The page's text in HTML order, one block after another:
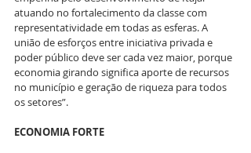
atuando no fortalecimento da classe com
representatividade em todas as esferas. A
união de esforços entre iniciativa privada e
poder público deve ser cada vez maior, porque
economia girando significa aporte de recursos
no município e geração de riqueza para todos
os setores”.
ECONOMIA FORTE